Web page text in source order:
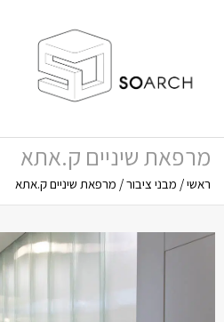
מרפאת שיניים ק.אתא
ראשי/ מבני ציבור/ מרפאת שיניים ק.אתא